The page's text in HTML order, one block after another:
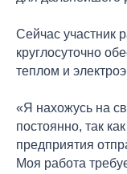
Сейчас участник
круглосуточно
теплом и
«Я нахожусь на
постоянно, так
предприятия
Моя работа